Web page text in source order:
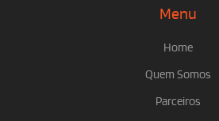
Menu
Home
Quem Somos
Parceiros